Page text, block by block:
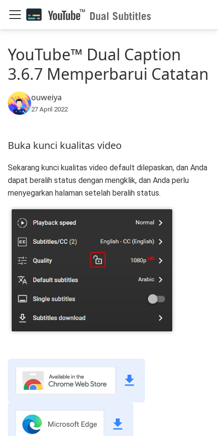
YouTube™ Dual Caption
3.6.7 Memperbarui Catatan
ouweiya
27 April 2022
Buka kunci kualitas video
Sekarang kunci kualitas video default dilepaskan, dan Anda
dapat beralih status dengan mengklik, dan Anda perlu
menyegarkan halaman setelah beralih status.